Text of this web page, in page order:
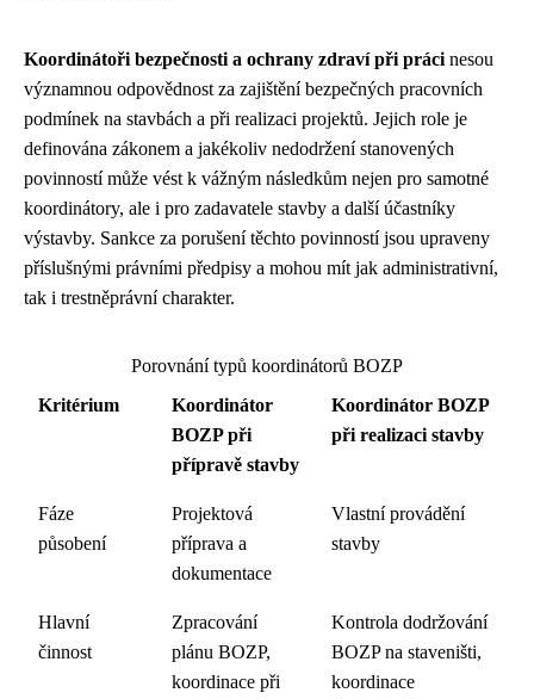
Koordinátoři bezpečnosti a ochrany zdraví při práci nesou
významnou odpovědnost za zajištění bezpečných pracovních
podmínek na stavbách a při realizaci projektů. Jejich role je
definována zákonem a jakékoliv nedodržení stanovených
povinností může vést k vážným následkům nejen pro samotné
koordinátory, ale i pro zadavatele stavby a další účastníky
výstavby. Sankce za porušení těchto povinností jsou upraveny
příslušnými právními předpisy a mohou mít jak administrativní,
tak i trestněprávní charakter.
Porovnání typů koordinátorů BOZP
Kritérium
Koordinátor
BOZP při
přípravě stavby
Koordinátor BOZP
při realizaci stavby
Fáze
působení
Projektová
příprava a
dokumentace
Vlastní provádění
stavby
Hlavní
činnost
Zpracování
plánu BOZP,
koordinace při
Kontrola dodržování
BOZP na staveništi,
koordinace